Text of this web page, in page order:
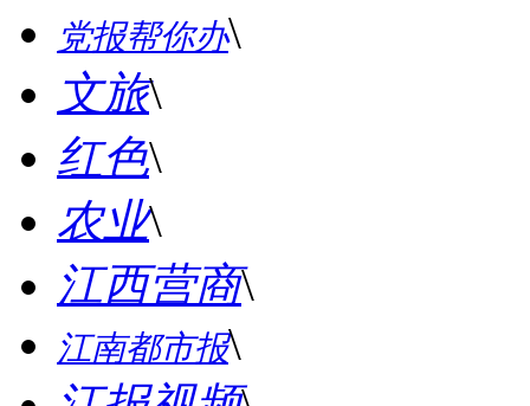
党报帮你办\
文旅\
红色\
农业\
江西营商\
江南都市报\